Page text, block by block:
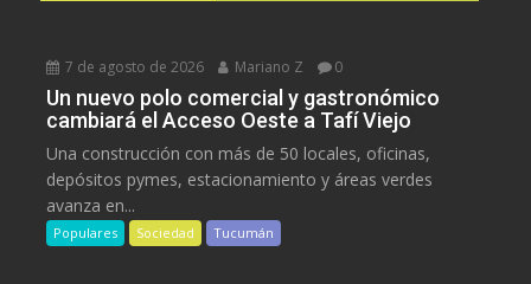
7 de agosto de 2026 Mariano Z 0
Un nuevo polo comercial y gastronómico
cambiará el Acceso Oeste a Tafí Viejo
Una construcción con más de 50 locales, oficinas,
depósitos pymes, estacionamiento y áreas verdes
avanza en...
Populares Sociedad Tucumán